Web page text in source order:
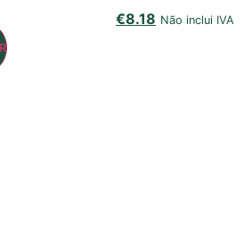
€8.18 Não inclui IVA